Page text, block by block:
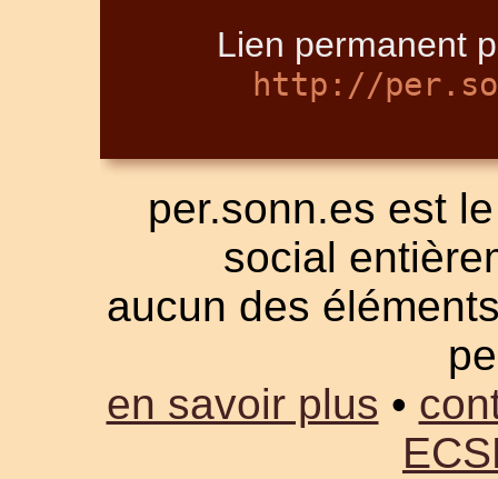
Lien permanent
http://
per.sonn.es est
social
aucun des
en savoir plus •